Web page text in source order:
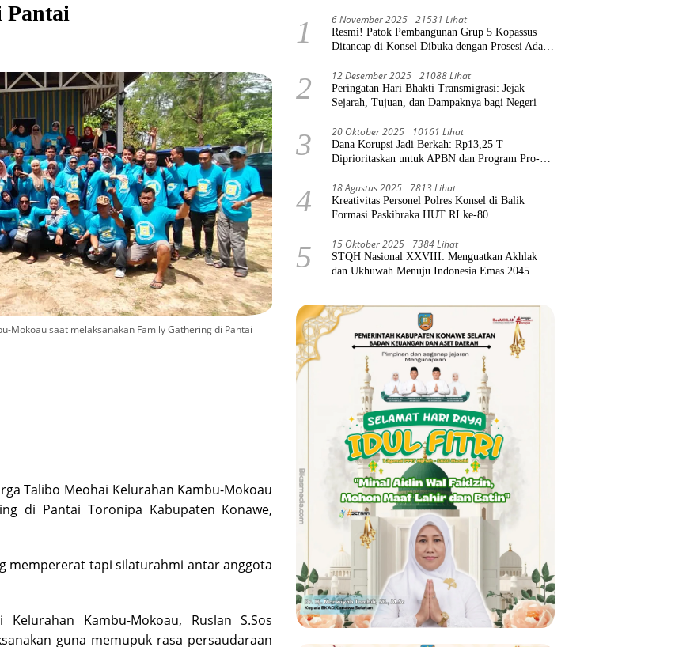
Pantai
Mokoau saat melaksanakan Family Gathering di Pantai
Talibo Meohai Kelurahan Kambu-Mokoau
di Pantai Toronipa Kabupaten Konawe,
mempererat tapi silaturahmi antar anggota
Kambu-Mokoau, Ruslan S.Sos
guna memupuk rasa persaudaraan
1 6 November 2025 21531 Lihat
Resmi! Patok Pembangunan Grup 5 Kopassus
Ditancap di Konsel Dibuka dengan Prosesi Adat
2 12 Desember 2025 21088 Lihat
Peringatan Hari Bhakti Transmigrasi: Jejak
Sejarah, Tujuan, dan Dampaknya bagi Negeri
3 20 Oktober 2025 10161 Lihat
Dana Korupsi Jadi Berkah: Rp13,25 T
Diprioritaskan untuk APBN dan Program Pro-
4 18 Agustus 2025 7813 Lihat
Kreativitas Personel Polres Konsel di Balik
Formasi Paskibraka HUT RI ke-80
5 15 Oktober 2025 7384 Lihat
STQH Nasional XXVIII: Menguatkan Akhlak
dan Ukhuwah Menuju Indonesia Emas 2045